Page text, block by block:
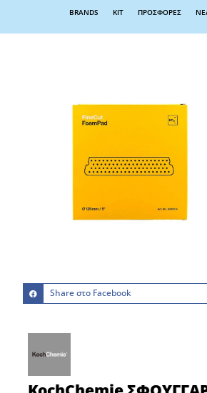
BRANDS KIT ΠΡΟΣΦΟΡΕΣ
Share στο Facebook